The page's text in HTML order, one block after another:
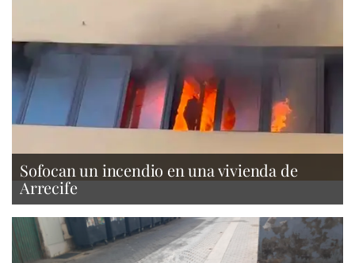
Sofocan un incendio en una vivienda de
Arrecife